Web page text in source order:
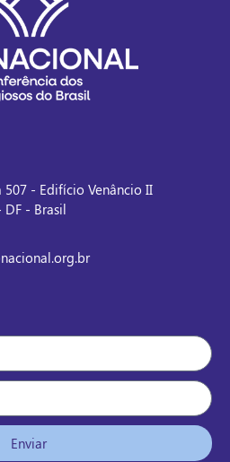
507 - Edifício Venâncio II
DF - Brasil
Enviar